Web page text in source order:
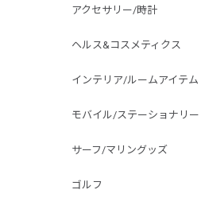
アクセサリー/時計
ヘルス&コスメティクス
インテリア/ルームアイテム
モバイル/ステーショナリー
サーフ/マリングッズ
ゴルフ